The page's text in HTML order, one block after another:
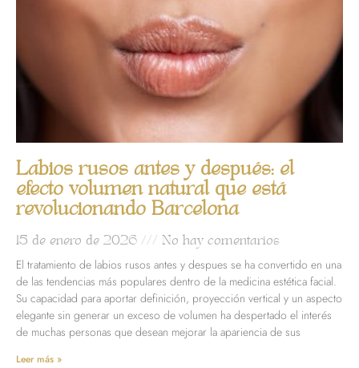
Labios rusos antes y después: el
efecto volumen natural que está
revolucionando Barcelona
15 de enero de 2026 No hay comentarios
El tratamiento de labios rusos antes y despues se ha convertido en una
de las tendencias más populares dentro de la medicina estética facial.
Su capacidad para aportar definición, proyección vertical y un aspecto
elegante sin generar un exceso de volumen ha despertado el interés
de muchas personas que desean mejorar la apariencia de sus
Leer más »